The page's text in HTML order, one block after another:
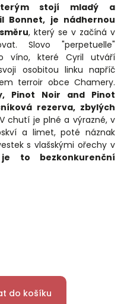
stojí mladý a
Bonnet, je nádhernou
, který se v začíná v
Slovo "perpetuelle"
víno, které Cyril utváří
osobitou linku napříč
terroir obce Chamery.
Pinot Noir and Pinot
rezerva, zbylých
chutí je plné a výrazné, v
a limet, poté náznak
s vlašskými ořechy v
to bezkonkurenční
do košíku